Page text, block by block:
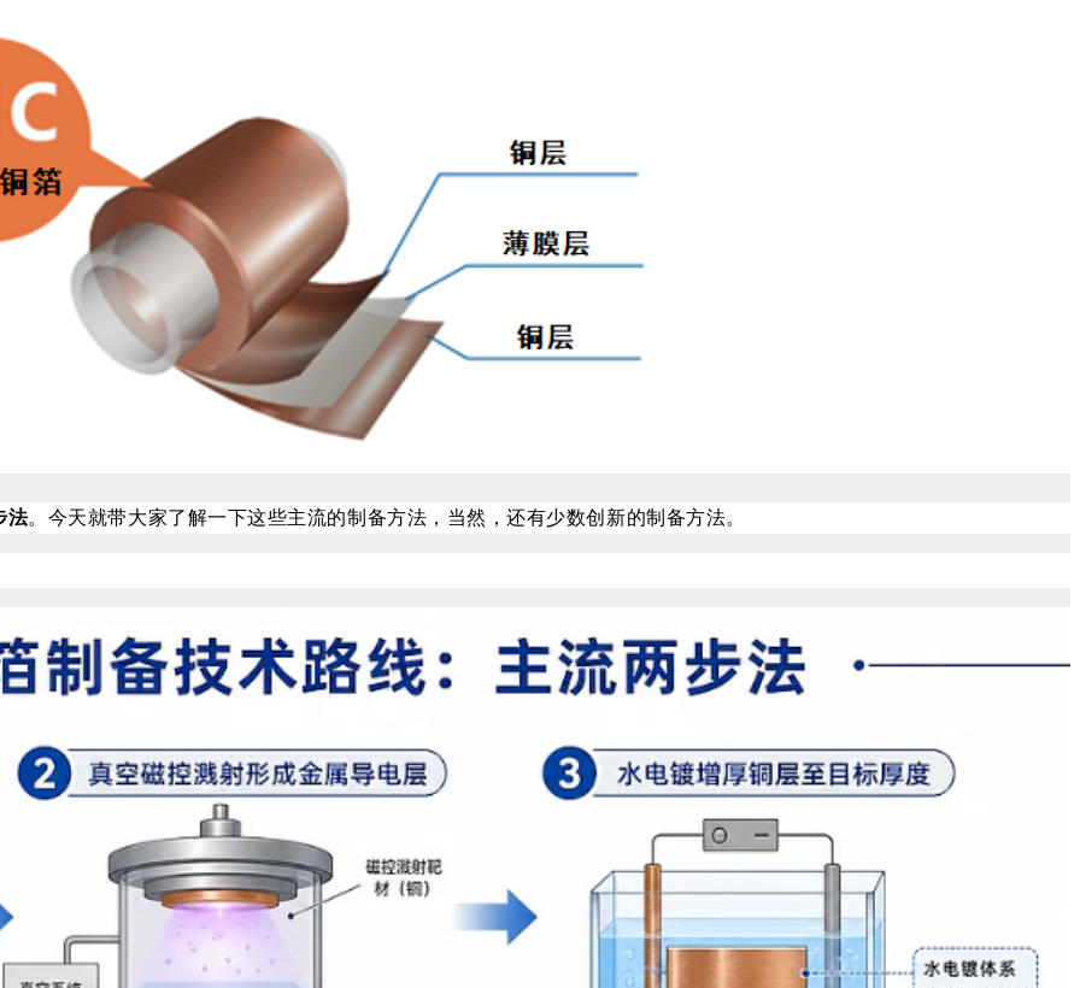
法。 今天就带大家了解一下这些主流的制备方法，当然，还有少数创新的制备方法。